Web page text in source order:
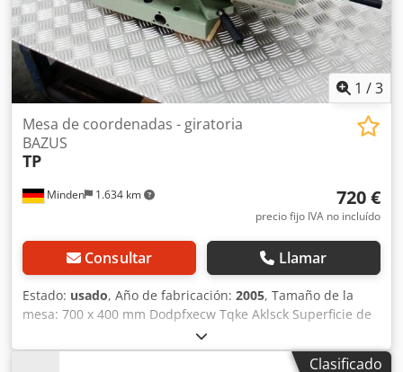
1 /3
Minden 1.634 km
Mesa de coordenadas - giratoria
BAZUS
TP
720 €
precio fijo IVA no incluído
Consultar Llamar
Estado: usado, Año de fabricación: 2005, Tamaño de la
mesa: 700 x 400 mm Dodpfxecw Tqke Aklsck Superficie de
sujeción: 330 x 580 mm 3 ranuras en T de 12 mm
Recorrido: aproximadamente 400 mm Escala: 0,05 mm 1
Clasificado